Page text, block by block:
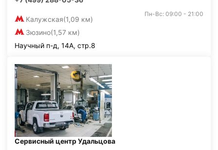
Калужская(1,09 км)
Зюзино(1,57 км)
Пн-Вс: 09:00 - 21:00
Научный п-д, 14А, стр.8
Сервисный центр Удальцова